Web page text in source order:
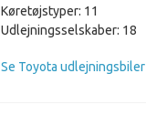
Køretøjstyper: 11
Udlejningsselskaber: 18
Se Toyota udlejningsbiler